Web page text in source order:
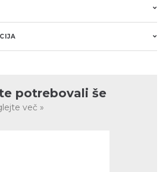
potrebovali še
več »